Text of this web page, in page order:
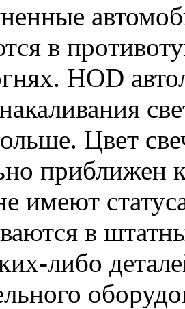
в
HOD
Цвет
приближен
имеют
в
либо